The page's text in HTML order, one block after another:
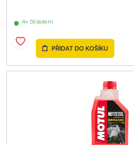
4+ Skladem
PŘIDAT DO KOŠÍKU